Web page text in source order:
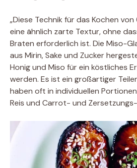
„Diese Technik für das Kochen
eine ähnlich zarte Textur, ohne
Braten erforderlich ist. Die Miso-
aus Mirin, Sake und Zucker
Honig und Miso für ein köstliches
werden. Es ist ein großartiger
haben oft in individuellen
Reis und Carrot- und